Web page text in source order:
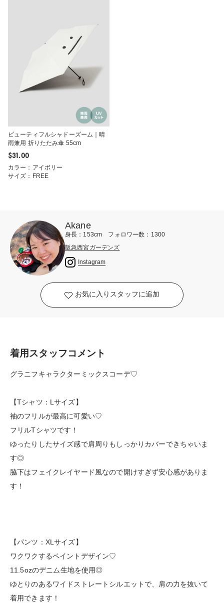
ビューティフルシャドーズーム｜晴
雨兼用 折りたたみ傘 55cm
$‌31.00
カラー：アイボリー
サイズ：FREE
Akane
身長：153cm フォロワー数：1300
阪急西宮ガーデンズ
Instagram
お気に入りスタッフに追加
着用スタッフコメント
グラニフキャラクターミックスコーデ♡
【Tシャツ：Lサイズ】
袖のフリルが最高に可愛い♡
フリルTシャツです！
ゆったりしたサイズ感で肩周りもしっかりカバーできちゃいま
す◎
脇下はフェイクレイヤード風なので開けすぎず安心感がありま
す！
【パンツ：XLサイズ】
ワクワクするペイントデザイン♡
11.5ozのデニム生地を使用◎
ゆとりのあるワイドストレートシルエットで、肩の力を抜いて
着用できます！